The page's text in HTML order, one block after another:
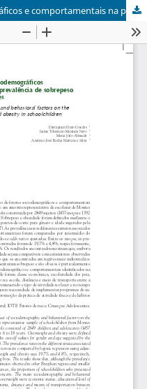
Impacto de fatores sociodemográficos e comportamentais na prevalência de sobrepeso e obesidade de escolares